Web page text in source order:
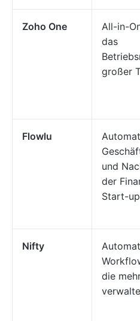
Zoho One
All-in-
das
großer
Flowlu
und
der
Start-
Nifty
die